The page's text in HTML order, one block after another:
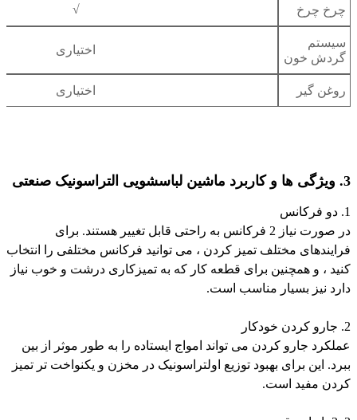
چرخ چرخ √
سیستم
گردش خون
اختیاری
روغن گیر اختیاری
3. ویژگی ها و کاربرد ماشین لباسشویی التراسونیک صنعتی
1. دو فرکانس
در صورت نیاز 2 فرکانس به راحتی قابل تغییر هستند. برای
فرایندهای مختلف تمیز کردن ، می توانید فرکانس مختلفی را انتخاب
کنید ، و همچنین برای قطعه کار که به تمیزکاری درشت و خوب نیاز
دارد نیز بسیار مناسب است.
2. جارو کردن خودکار
عملکرد جارو کردن می تواند امواج ایستاده را به طور موثر از بین
ببرد. این برای بهبود توزیع اولتراسونیک در مخزن و یکنواخت تر تمیز
کردن مفید است.